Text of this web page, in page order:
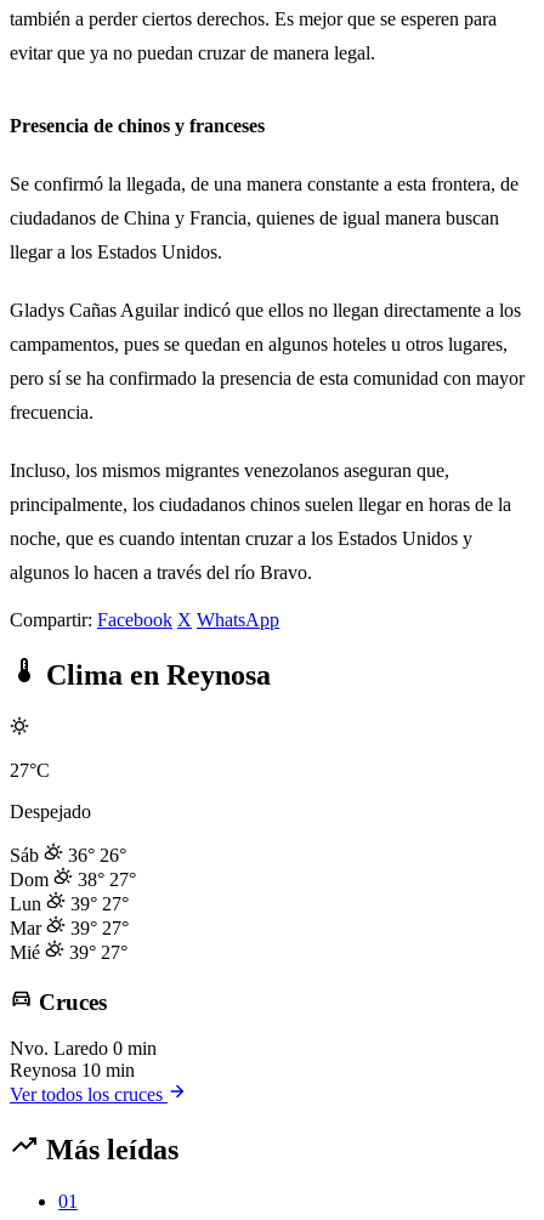
también a perder ciertos derechos. Es mejor que se esperen para
evitar que ya no puedan cruzar de manera legal.
Presencia de chinos y franceses
Se confirmó la llegada, de una manera constante a esta frontera, de
ciudadanos de China y Francia, quienes de igual manera buscan
llegar a los Estados Unidos.
Gladys Cañas Aguilar indicó que ellos no llegan directamente a los
campamentos, pues se quedan en algunos hoteles u otros lugares,
pero sí se ha confirmado la presencia de esta comunidad con mayor
frecuencia.
Incluso, los mismos migrantes venezolanos aseguran que,
principalmente, los ciudadanos chinos suelen llegar en horas de la
noche, que es cuando intentan cruzar a los Estados Unidos y
algunos lo hacen a través del río Bravo.
Compartir: Facebook X WhatsApp
Clima en Reynosa
27°C
Despejado
Sáb 36° 26°
Dom
38° 27°
Lun
39° 27°
Mar
39° 27°
Mié
39° 27°
Cruces
Nvo. Laredo 0 min
Reynosa 10 min
Ver todos los cruces
Más leídas
01